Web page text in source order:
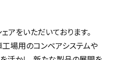
をいただいております。
場用のコンベアシステムや